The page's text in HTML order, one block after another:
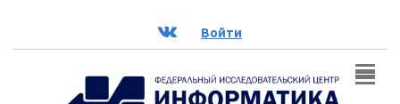
ВК Войти